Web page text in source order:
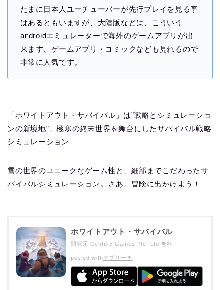
たまに日本人ユーチューバーが先行プレイを見る事
はあるともいますが、大陸版などは、こういう
androidエミュレーターで海外のゲームアプリが出
来ます、ゲームアプリ・コミックなども見れるので
非常に人気です。
「ホワイトアウト・サバイバル」は”戦略とシミュレーショ
ンの新境地”、極寒の終末世界を舞台にしたサバイバル戦略
シミュレーション
雪の世界のユニークなゲーム性と、細部までこだわったサ
バイバルシミュレーション。さあ、冒険に出かけよう！
ホワイトアウト・サバイバル
開発元:Century Games Pte. Ltd. 無料
posted withアプリーチ